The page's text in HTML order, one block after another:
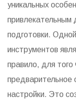
уникальных
привлекательным
подготовки.
инструментов
правило, для
предварительное
настройки. Это